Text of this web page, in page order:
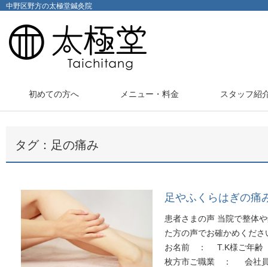
中野区野方の太極堂鍼灸院
初めての方へ メニュー・料金 スタッフ紹
タグ：足の痛み
足やふくらはぎの痛
患者さまの声 当院で整体
た方の声でお確かめくだ
お名前 ： T.K様ご
枚方市ご職業 ： 会